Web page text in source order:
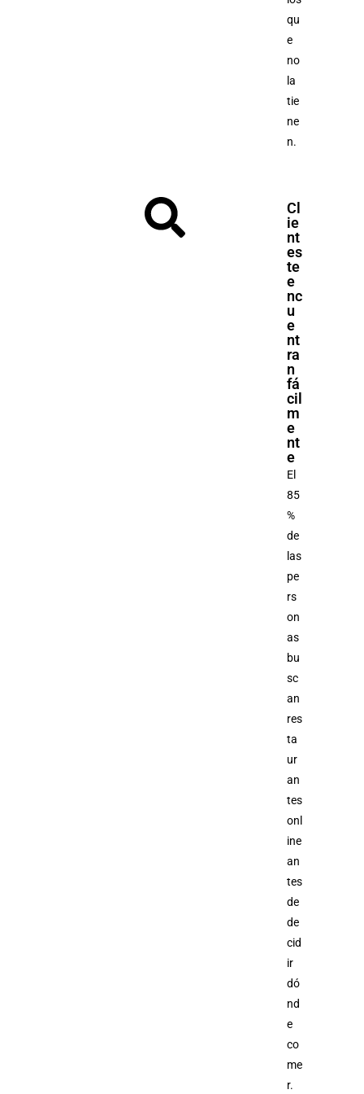
qu
e
no
la
tie
ne
n.
Cl
ie
nt
es
te
e
nc
u
e
nt
ra
n
fá
cil
m
e
nt
e
El
85
%
de
las
pe
rs
on
as
bu
sc
an
res
ta
ur
an
tes
onl
ine
an
tes
de
de
cid
ir
dó
nd
e
co
me
r.